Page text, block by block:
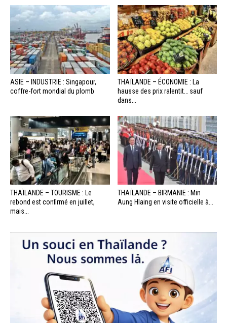
ASIE – INDUSTRIE : Singapour,
coffre-fort mondial du plomb
THAÏLANDE – ÉCONOMIE : La
hausse des prix ralentit… sauf
dans...
THAÏLANDE – TOURISME : Le
rebond est confirmé en juillet,
mais...
THAÏLANDE – BIRMANIE : Min
Aung Hlaing en visite officielle à...